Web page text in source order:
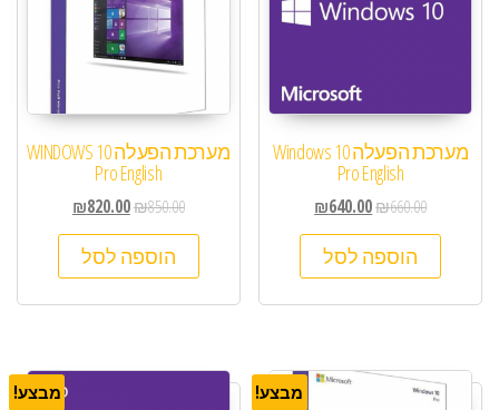
מערכת הפעלה Windows 10
Pro English
₪660.00
₪640.00
הוספה לסל
מערכת הפעלה WINDOWS 10
Pro English
₪850.00
₪820.00
הוספה לסל
מבצע! מבצע!